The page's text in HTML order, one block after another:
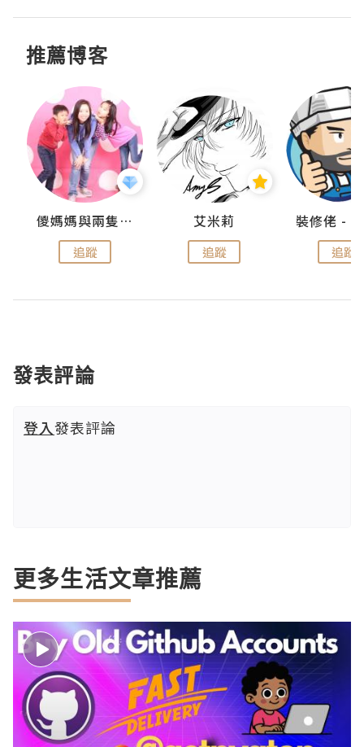
推薦博客
儍媽媽與兩隻小魔怪之家
追蹤
艾米莉
追蹤 追蹤
發表評論
登入發表評論
更多生活文章推薦